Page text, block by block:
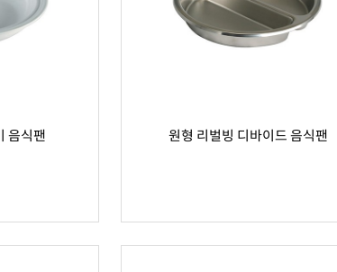
음식팬 원형 리벌빙 디바이드 음식팬